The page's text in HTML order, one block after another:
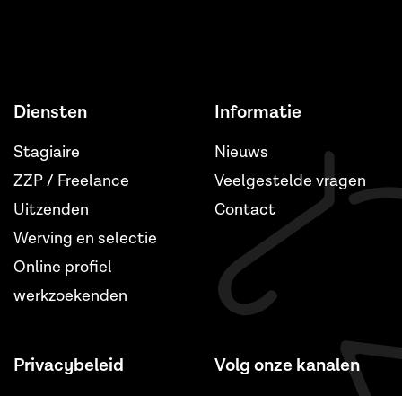
Diensten
Stagiaire
ZZP / Freelance
Uitzenden
Werving en selectie
Online profiel
werkzoekenden
Informatie
Nieuws
Veelgestelde vragen
Contact
Privacybeleid Volg onze kanalen